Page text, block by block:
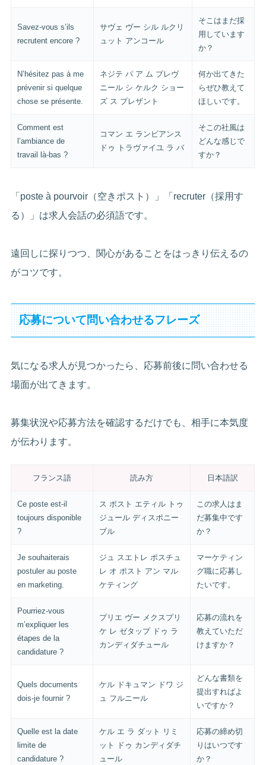
Savez-vous s’ils
recrutent encore ?
サヴェ ヴー シル ルクリ
ュット アンコール
そこはまだ採
用しています
か？
N’hésitez pas à me
prévenir si quelque
chose se présente.
ネジテ パ ア ム プレヴ
ニール シ ケルク ショー
ズ ス プレザント
何か出てきた
らぜひ教えて
ほしいです。
Comment est
l’ambiance de
travail là-bas ?
コマン エ ランビアンス
ドゥ トラヴァイユ ラ バ
そこの社風は
どんな感じで
すか？
「poste à pourvoir（空きポスト）」「recruter（採用す
る）」は求人会話の必須語です。
遠回しに探りつつ、関心があることをはっきり伝えるの
がコツです。
応募について問い合わせるフレーズ
気になる求人が見つかったら、応募前後に問い合わせる
場面が出てきます。
募集状況や応募方法を確認するだけでも、相手に本気度
が伝わります。
フランス語 読み方 日本語訳
Ce poste est-il
toujours disponible
?
ス ポスト エティル トゥ
ジュール ディスポニー
ブル
この求人はま
だ募集中です
か？
Je souhaiterais
postuler au poste
en marketing.
ジュ スエトレ ポスチュ
レ オ ポスト アン マル
ケティング
マーケティン
グ職に応募し
たいです。
Pourriez-vous
m’expliquer les
étapes de la
candidature ?
プリエ ヴー メクスプリ
ケ レ ゼタップ ドゥ ラ
カンディダチュール
応募の流れを
教えていただ
けますか？
Quels documents
dois-je fournir ?
ケル ドキュマン ドワ ジ
ュ フルニール
どんな書類を
提出すればよ
いですか？
Quelle est la date
limite de
candidature ?
ケル エ ラ ダット リミ
ット ドゥ カンディダチ
ュール
応募の締め切
りはいつです
か？